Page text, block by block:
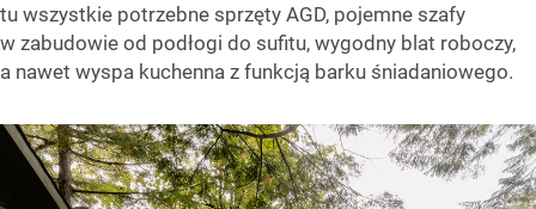
tu wszystkie potrzebne sprzęty AGD, pojemne szafy
w zabudowie od podłogi do sufitu, wygodny blat roboczy,
a nawet wyspa kuchenna z funkcją barku śniadaniowego.